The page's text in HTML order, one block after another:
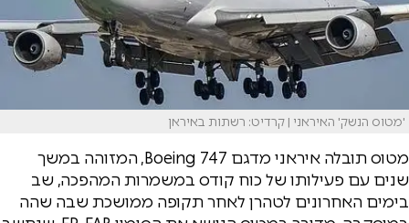
'מטוס הנשק' האיראני | קרדיט: רשתות באיראן
מטוס תובלה איראני מדגם Boeing 747, המזוהה במשך
שנים עם פעילותו של כוח קודס במשמרות המהפכה, שב
בימים האחרונים לטהרן לאחר תקופה ממושכת שבה שהה